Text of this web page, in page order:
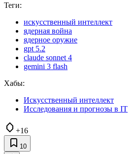
Теги:
искусственный интеллект
ядерная война
ядерное оружие
gpt 5.2
claude sonnet 4
gemini 3 flash
Хабы:
Искусственный интеллект
Исследования и прогнозы в IT
+16
10